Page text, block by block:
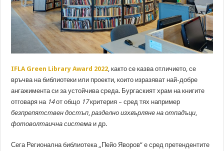
IFLA Green Library Award 2022 , както се казва отличието, се
връчва на библиотеки или проекти, които изразяват най-добре
ангажимента си за устойчива среда. Бургаският храм на книгите
отговаря на 14от общо 17критерия – сред тях например
безпрепятствен достъп ,разделно изхвърляне на отпадъци
фотоволтаична система и др.
Сега Регионална библиотека „Пейо Яворов” е сред претендентите